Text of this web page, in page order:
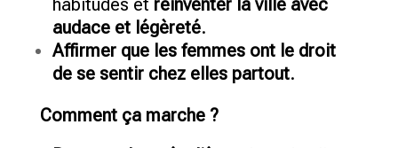
habitudes et réinventer la ville avec
audace et légèreté.
Affirmer que les femmes ont le droit
de se sentir chez elles partout.
Comment ça marche ?